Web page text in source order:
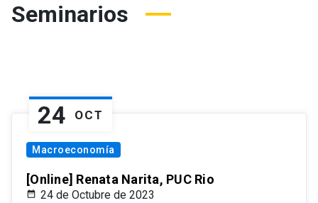
Seminarios
24 OCT
Macroeconomía
[Online] Renata Narita, PUC Rio
24 de Octubre de 2023